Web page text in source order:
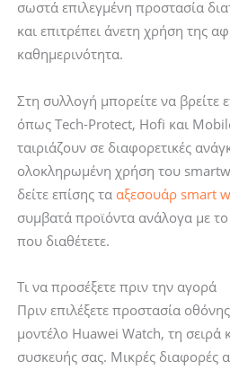
σωστά επιλεγμένη προστασία
και επιτρέπει άνετη χρήση της
καθημερινότητα.
Στη συλλογή μπορείτε να βρείτε
όπως Tech-Protect, Hofi και
ταιριάζουν σε διαφορετικές
ολοκληρωμένη χρήση του
δείτε επίσης τα αξεσουάρ smart
συμβατά προϊόντα ανάλογα με
που διαθέτετε.
Τι να προσέξετε πριν την αγορά
Πριν επιλέξετε προστασία
μοντέλο Huawei Watch, τη σειρά
συσκευής σας. Μικρές διαφορές